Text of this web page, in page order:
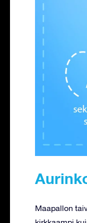
Maapallon